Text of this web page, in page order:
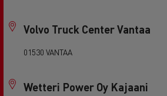
Volvo Truck Center Vantaa
01530 VANTAA
Wetteri Power Oy Kajaani